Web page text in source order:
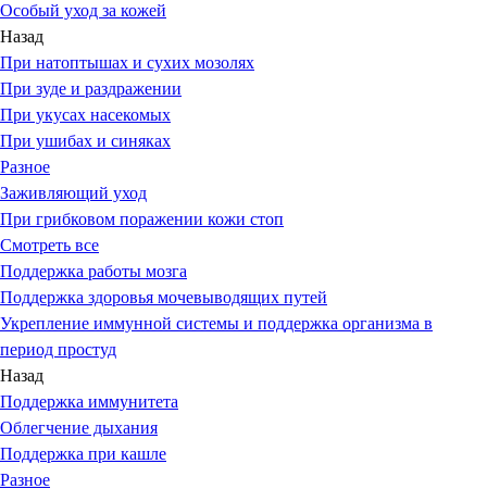
Особый уход за кожей
Назад
При натоптышах и сухих мозолях
При зуде и раздражении
При укусах насекомых
При ушибах и синяках
Разное
Заживляющий уход
При грибковом поражении кожи стоп
Смотреть все
Поддержка работы мозга
Поддержка здоровья мочевыводящих путей
Укрепление иммунной системы и поддержка организма в
период простуд
Назад
Поддержка иммунитета
Облегчение дыхания
Поддержка при кашле
Разное